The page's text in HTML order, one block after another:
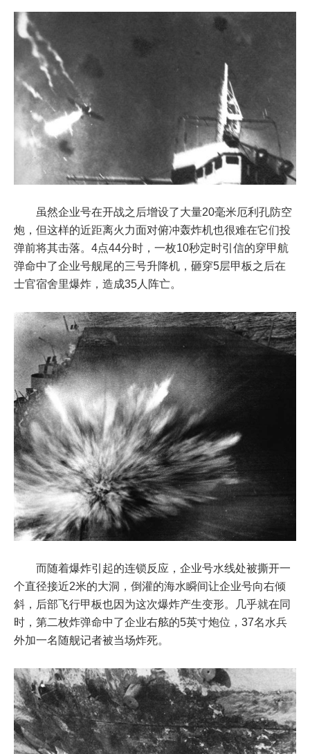
虽然企业号在开战之后增设了大量20毫米厄利孔防空
炮，但这样的近距离火力面对俯冲轰炸机也很难在它们投
弹前将其击落。4点44分时，一枚10秒定时引信的穿甲航
弹命中了企业号舰尾的三号升降机，砸穿5层甲板之后在
士官宿舍里爆炸，造成35人阵亡。
而随着爆炸引起的连锁反应，企业号水线处被撕开一
个直径接近2米的大洞，倒灌的海水瞬间让企业号向右倾
斜，后部飞行甲板也因为这次爆炸产生变形。几乎就在同
时，第二枚炸弹命中了企业右舷的5英寸炮位，37名水兵
外加一名随舰记者被当场炸死。